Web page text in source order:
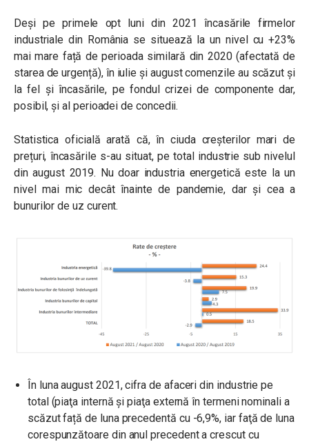
Deși pe primele opt luni din 2021 încasările firmelor
industriale din România se situează la un nivel cu +23%
mai mare față de perioada similară din 2020 (afectată de
starea de urgență), în iulie și august comenzile au scăzut și
la fel și încasările, pe fondul crizei de componente dar,
posibil, și al perioadei de concedii.
Statistica oficială arată că, în ciuda creșterilor mari de
prețuri, încasările s-au situat, pe total industrie sub nivelul
din august 2019. Nu doar industria energetică este la un
nivel mai mic decât înainte de pandemie, dar și cea a
bunurilor de uz curent.
În luna august 2021, cifra de afaceri din industrie pe
total (piaţa internă şi piaţa externă în termeni nominali a
scăzut față de luna precedentă cu -6,9%, iar faţă de luna
corespunzătoare din anul precedent a crescut cu